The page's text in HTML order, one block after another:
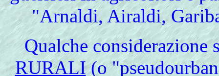
"Arnaldi, Airaldi,
Qualche considerazione
RURALI(o